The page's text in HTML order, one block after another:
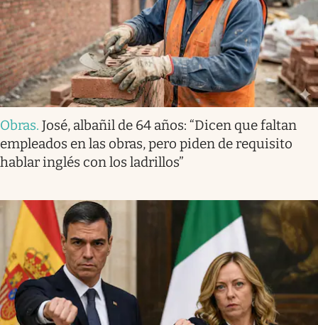
Obras. José, albañil de 64 años: “Dicen que faltan
empleados en las obras, pero piden de requisito
hablar inglés con los ladrillos”